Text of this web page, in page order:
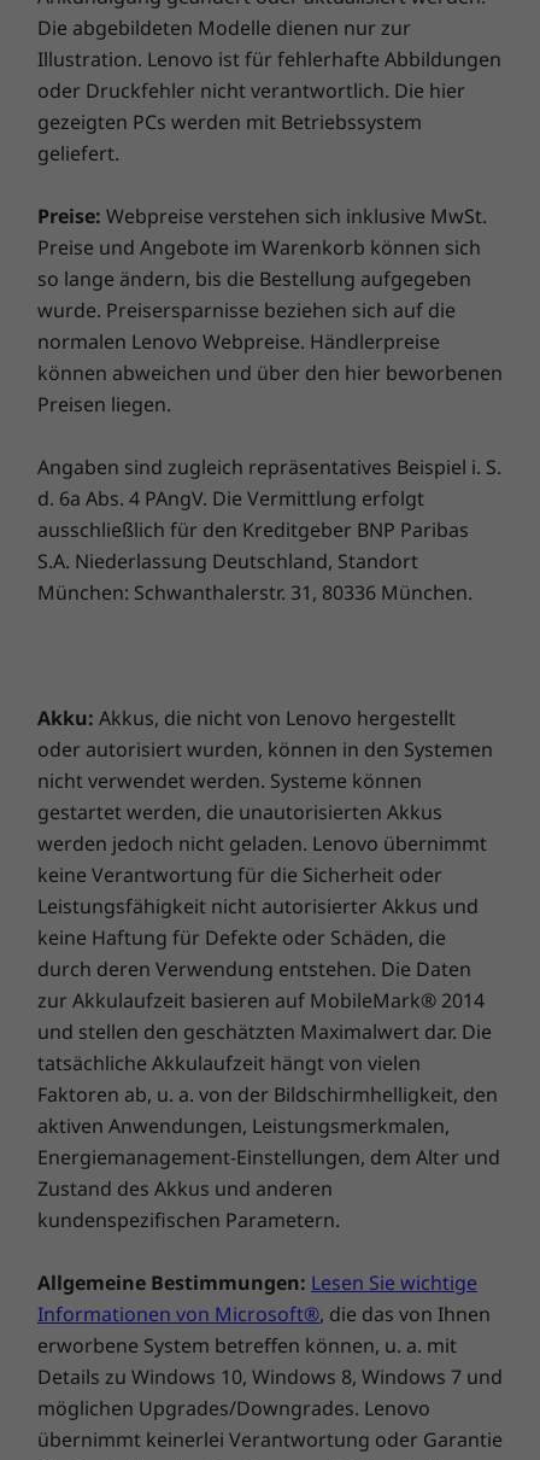
you can always have connectivity and access to
all your data and apps in the cloud.
Die abgebildeten Modelle dienen nur zur
Illustration. Lenovo ist für fehlerhafte Abbildungen
oder Druckfehler nicht verantwortlich. Die hier
gezeigten PCs werden mit Betriebssystem
geliefert.
Preise: Webpreise verstehen sich inklusive MwSt.
Preise und Angebote im Warenkorb können sich
so lange ändern, bis die Bestellung aufgegeben
wurde. Preisersparnisse beziehen sich auf die
normalen Lenovo Webpreise. Händlerpreise
können abweichen und über den hier beworbenen
Preisen liegen.
Angaben sind zugleich repräsentatives Beispiel i. S.
d. 6a Abs. 4 PAngV. Die Vermittlung erfolgt
ausschließlich für den Kreditgeber BNP Paribas
S.A. Niederlassung Deutschland, Standort
München: Schwanthalerstr. 31, 80336 München.
Akku: Akkus, die nicht von Lenovo hergestellt
oder autorisiert wurden, können in den Systemen
nicht verwendet werden. Systeme können
gestartet werden, die unautorisierten Akkus
werden jedoch nicht geladen. Lenovo übernimmt
keine Verantwortung für die Sicherheit oder
Leistungsfähigkeit nicht autorisierter Akkus und
keine Haftung für Defekte oder Schäden, die
durch deren Verwendung entstehen. Die Daten
zur Akkulaufzeit basieren auf MobileMark® 2014
und stellen den geschätzten Maximalwert dar. Die
tatsächliche Akkulaufzeit hängt von vielen
Faktoren ab, u. a. von der Bildschirmhelligkeit, den
aktiven Anwendungen, Leistungsmerkmalen,
Energiemanagement-Einstellungen, dem Alter und
Zustand des Akkus und anderen
kundenspezifischen Parametern.
Allgemeine Bestimmungen: Lesen Sie wichtige
Informationen von Microsoft®, die das von Ihnen
erworbene System betreffen können, u. a. mit
Details zu Windows 10, Windows 8, Windows 7 und
möglichen Upgrades/Downgrades. Lenovo
übernimmt keinerlei Verantwortung oder Garantie